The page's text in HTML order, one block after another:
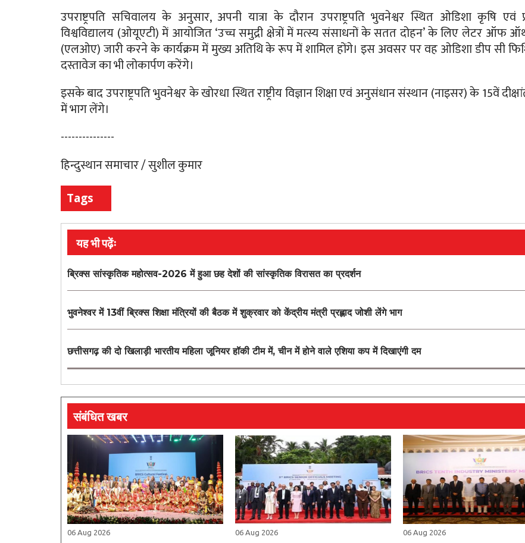
उपराष्ट्रपति सचिवालय के अनुसार, अपनी यात्रा के दौरान उपराष्ट्रपति भुवनेश्वर स्थित ओडिशा कृषि एवं
विश्वविद्यालय (ओयूएटी) में आयोजित ‘उच्च समुद्री क्षेत्रों में मत्स्य संसाधनों के सतत दोहन’ के लिए लेटर ऑफ
(एलओए) जारी करने के कार्यक्रम में मुख्य अतिथि के रूप में शामिल होंगे। इस अवसर पर वह ओडिशा डीप सी
दस्तावेज का भी लोकार्पण करेंगे।
इसके बाद उपराष्ट्रपति भुवनेश्वर के खोरधा स्थित राष्ट्रीय विज्ञान शिक्षा एवं अनुसंधान संस्थान (नाइसर) के 15वें
में भाग लेंगे।
---------------
हिन्दुस्थान समाचार / सुशील कुमार
Tags
यह भी पढ़ेंः
ब्रिक्स सांस्कृतिक महोत्सव-2026 में हुआ छह देशों की सांस्कृतिक विरासत का प्रदर्शन
भुवनेश्वर में 13वीं ब्रिक्स शिक्षा मंत्रियों की बैठक में शुक्रवार को केंद्रीय मंत्री प्रह्लाद जोशी लेंगे भाग
छत्तीसगढ़ की दो खिलाड़ी भारतीय महिला जूनियर हॉकी टीम में, चीन में होने वाले एशिया कप में दिखाएंगी दम
संबंधित खबर
06 Aug 2026 06 Aug 2026 06 Aug 2026